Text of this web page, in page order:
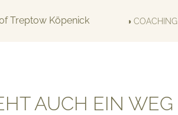
◑ COACHING
AUCH EIN WEG